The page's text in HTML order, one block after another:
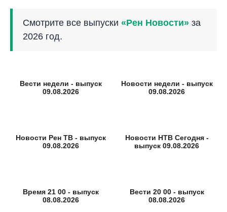
Смотрите все выпуски «Рен Новости» за
2026 год.
Вести недели - выпуск
09.08.2026
Новости недели - выпуск
09.08.2026
Новости Рен ТВ - выпуск
09.08.2026
Новости НТВ Сегодня -
выпуск 09.08.2026
Время 21 00 - выпуск
08.08.2026
Вести 20 00 - выпуск
08.08.2026